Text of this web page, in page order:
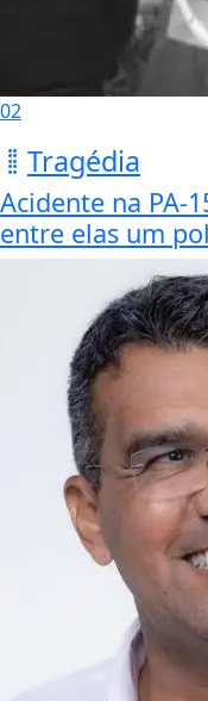
02
Tragédia
Acidente na PA-
entre elas um